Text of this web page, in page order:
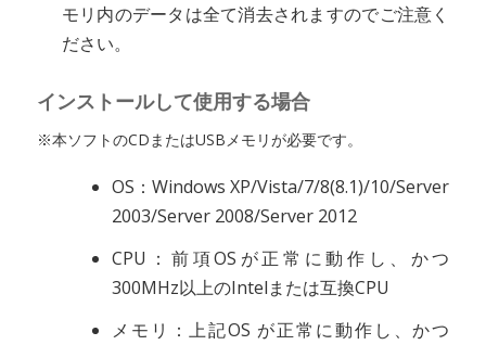
モリ内のデータは全て消去されますのでご注意く
ださい。
インストールして使用する場合
※本ソフトのCDまたはUSBメモリが必要です。
OS：Windows XP/Vista/7/8(8.1)/10/Server
2003/Server 2008/Server 2012
CPU：前項OSが正常に動作し、かつ
300MHz以上のIntelまたは互換CPU
メモリ：上記OS が正常に動作し、かつ